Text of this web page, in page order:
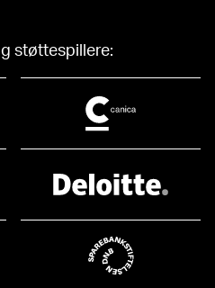
støttespillere: